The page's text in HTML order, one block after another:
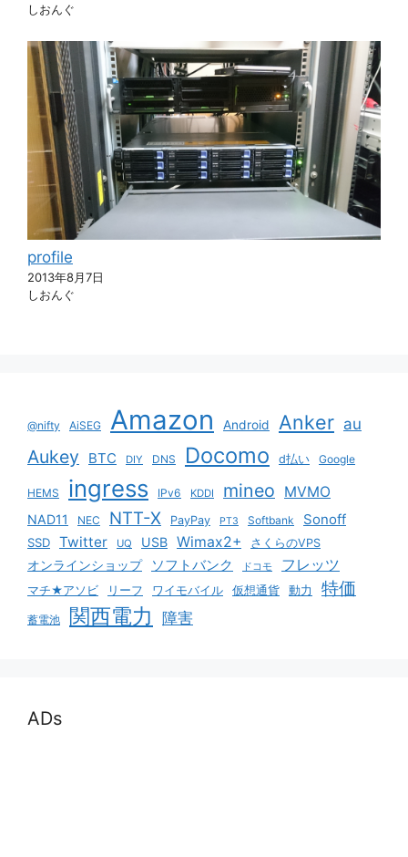
しおんぐ
profile
2013年8月7日
しおんぐ
@nifty AiSEG Amazon Android Anker au
Aukey BTC DIY DNS Docomo d払い Google
HEMS ingress IPv6 KDDI mineo MVMO
NAD11 NEC NTT-X PayPay PT3 Softbank Sonoff
SSD Twitter UQ USB Wimax2+ さくらのVPS
オンラインショップ ソフトバンク ドコモ フレッツ
マチ★アソビ リーフ ワイモバイル 仮想通貨 動力 特価
蓄電池 関西電力 障害
ADs